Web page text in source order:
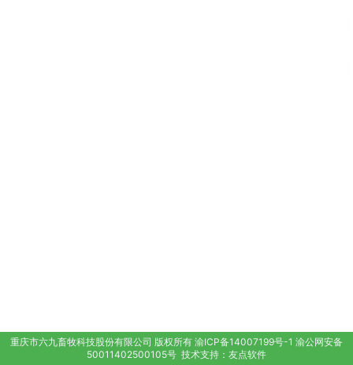
重庆市六九畜牧科技股份有限公司 版权所有 渝ICP备14007199号-1 渝公网安备
50011402500105号 技术支持： 友点软件